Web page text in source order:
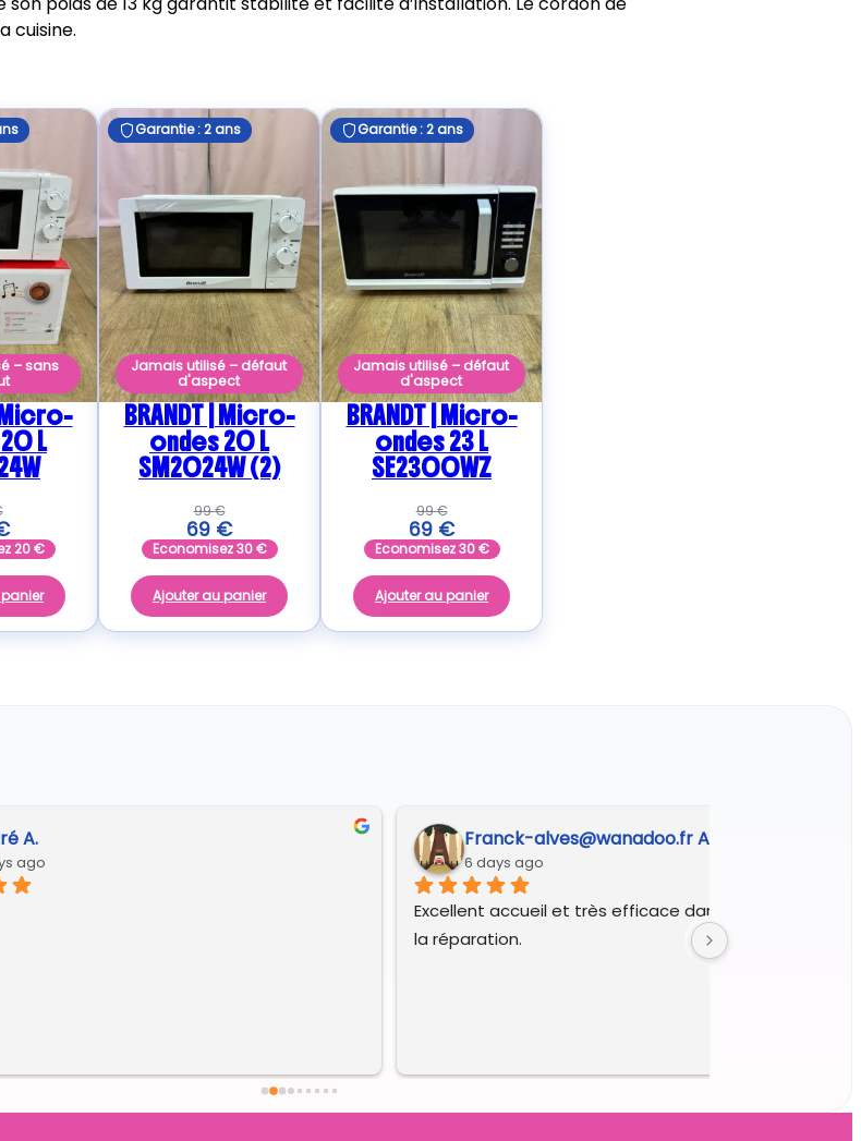
cuisine.
– sans
Micro-
L
20€
Garantie : 2 ans
Jamais utilisé – défaut
d'aspect
BRANDT | Micro-
ondes 20 L
SM2024W (2)
99€
69 €
Economisez30€
Ajouter au panier
Garantie : 2 ans
Jamais utilisé – défaut
d'aspect
BRANDT | Micro-
ondes 23 L
SE2300WZ
99€
69 €
Economisez30€
Ajouter au panier
A.
ago
Franck-alves@wanadoo.fr A.
6 days ago
Excellent accueil et très efficace dans le diagnostic et
la réparation.